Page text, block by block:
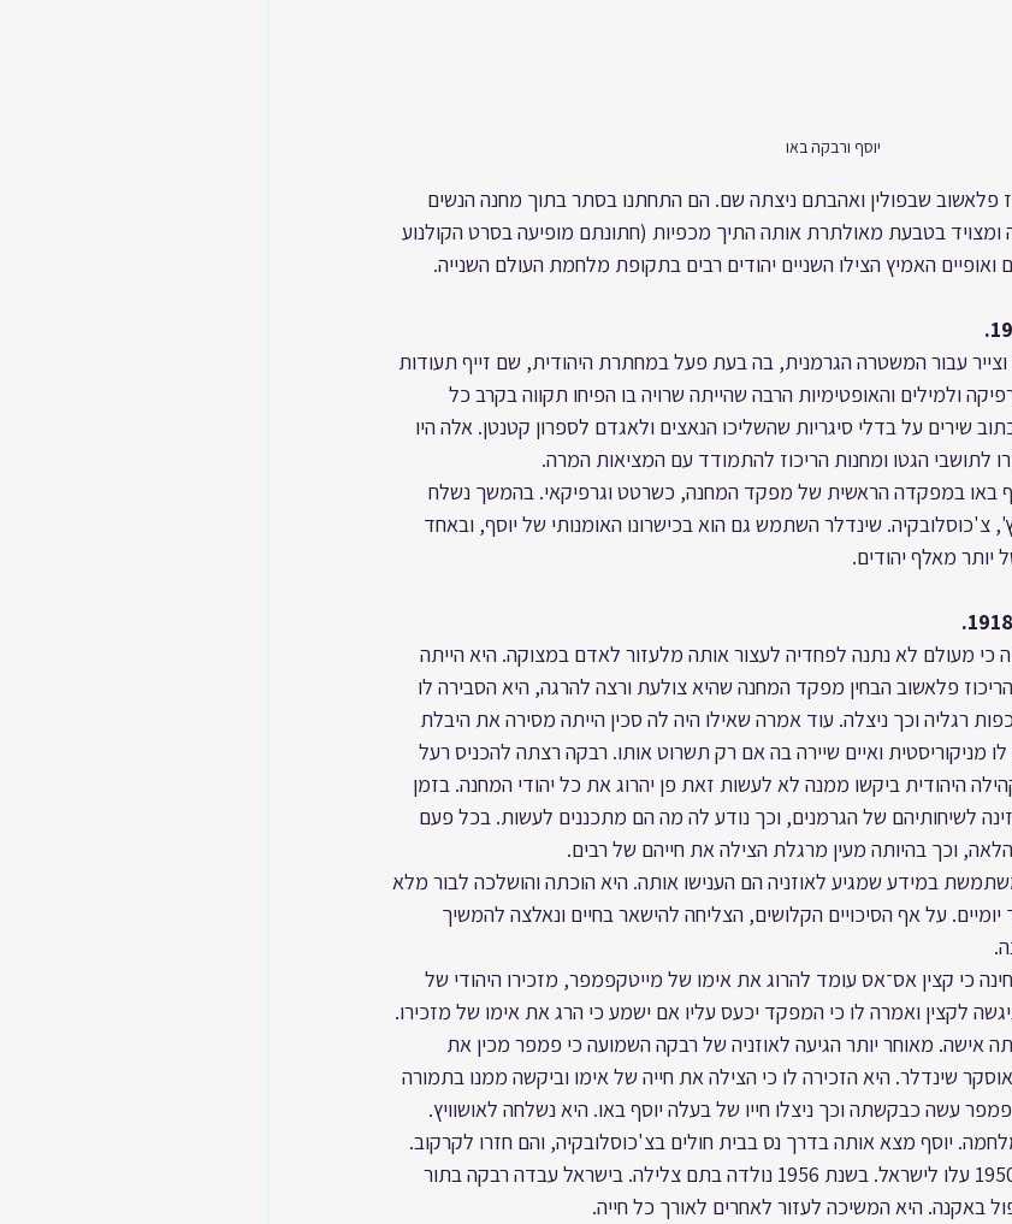
יוסף ורבקה באו
פלאשוב שבפולין ואהבתם ניצתה שם. הם התחתנו בסתר בתוך מחנה הנשים
ומצויד בטבעת מאולתרת אותה התיך מכפיות (חתונתם מופיעה בסרט הקולנוע
האמיץ הצילו השניים יהודים רבים בתקופת מלחמת העולם השנייה.
עבור המשטרה הגרמנית, בה בעת פעל במחתרת היהודית, שם זייף תעודות
ולמילים והאופטימיות הרבה שהייתה שרויה בו הפיחו תקווה בקרב כל
שירים על בדלי סיגריות שהשליכו הנאצים ולאגדם לספרון קטנטן. אלה היו
לתושבי הגטו ומחנות הריכוז להתמודד עם המציאות המרה.
באו במפקדה הראשית של מפקד המחנה, כשרטט וגרפיקאי. בהמשך נשלח
צ'כוסלובקיה. שינדלר השתמש גם הוא בכישרונו האומנותי של יוסף, ובאחד
יותר מאלף יהודים.
כי מעולם לא נתנה לפחדיה לעצור אותה מלעזור לאדם במצוקה. היא הייתה
הריכוז פלאשוב הבחין מפקד המחנה שהיא צולעת ורצה להרגה, היא הסבירה לו
רגליה וכך ניצלה. עוד אמרה שאילו היה לה סכין הייתה מסירה את היבלת
ואיים שיירה בה אם רק תשרוט אותו. רבקה רצתה להכניס רעל
היהודית ביקשו ממנה לא לעשות זאת פן יהרוג את כל יהודי המחנה. בזמן
לשיחותיהם של הגרמנים, וכך נודע לה מה הם מתכננים לעשות. בכל פעם
וכך בהיותה מעין מרגלת הצילה את חייהם של רבים.
במידע שמגיע לאוזניה הם הענישו אותה. היא הוכתה והושלכה לבור מלא
על אף הסיכויים הקלושים, הצליחה להישאר בחיים ונאלצה להמשיך
כי קצין אס־אס עומד להרוג את אימו של מייטקפמפר, מזכירו היהודי של
לקצין ואמרה לו כי המפקד יכעס עליו אם ישמע כי הרג את אימו של מזכירו.
אישה. מאוחר יותר הגיעה לאוזניה של רבקה השמועה כי פמפר מכין את
שינדלר. היא הזכירה לו כי הצילה את חייה של אימו וביקשה ממנו בתמורה
עשה כבקשתה וכך ניצלו חייו של בעלה יוסף באו. היא נשלחה לאושוויץ.
יוסף מצא אותה בדרך נס בבית חולים בצ'כוסלובקיה, והם חזרו לקרקוב.
בשנת 1947 נולדה בתם הדסה וב-1950 עלו לישראל. בשנת 1956 נולדה בתם צלילה. בישראל עבדה רבקה בתור
באקנה. היא המשיכה לעזור לאחרים לאורך כל חייה.